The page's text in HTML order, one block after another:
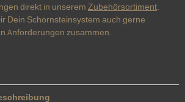
direkt in unserem Zubehörsortiment
Dein Schornsteinsystem auch gerne
Anforderungen zusammen.